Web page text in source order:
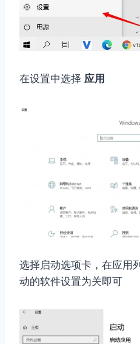
在设置中选择 应用
选择启动选项卡，在应用
动的软件设置为关即可